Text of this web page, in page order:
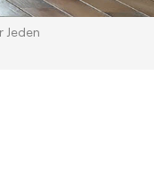
Jeden